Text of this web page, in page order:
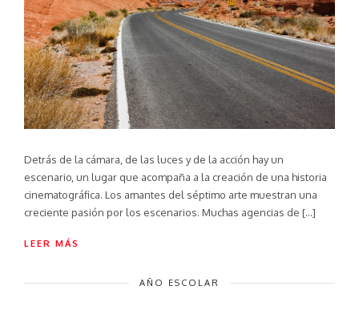
Detrás de la cámara, de las luces y de la acción hay un
escenario, un lugar que acompaña a la creación de una historia
cinematográfica. Los amantes del séptimo arte muestran una
creciente pasión por los escenarios. Muchas agencias de […]
LEER MÁS
AÑO ESCOLAR